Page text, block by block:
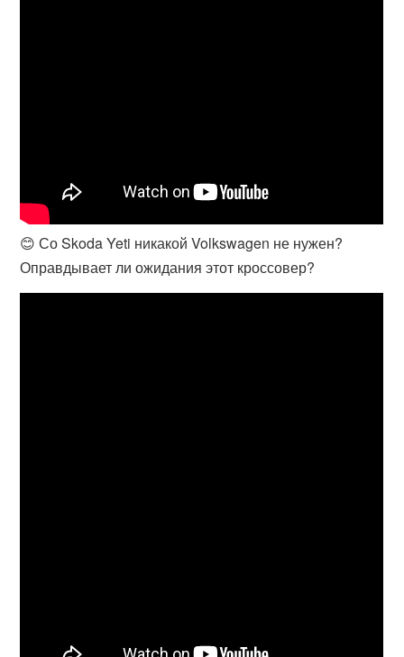
😊 Со Skoda Yeti никакой Volkswagen не нужен?
Оправдывает ли ожидания этот кроссовер?